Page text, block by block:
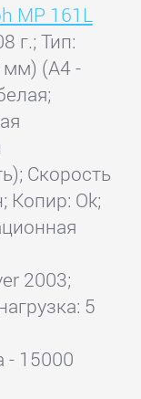
MP 161L
г.; Тип:
(A4 -
Скорость
Копир: Ok;
2003;
5
- 15000